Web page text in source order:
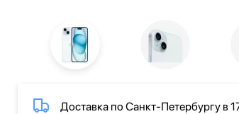
Доставка по Санкт-Петербургу в